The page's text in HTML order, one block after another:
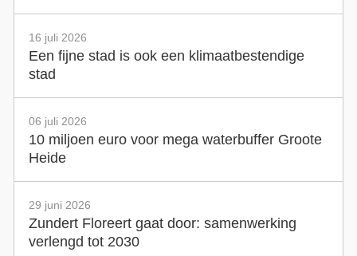
16 juli 2026
Een fijne stad is ook een klimaatbestendige
stad
06 juli 2026
10 miljoen euro voor mega waterbuffer Groote
Heide
29 juni 2026
Zundert Floreert gaat door: samenwerking
verlengd tot 2030